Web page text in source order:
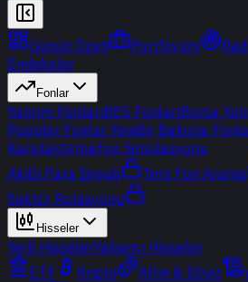
Günün Özeti Portföyüm
Endeksler
Fonlar
Yatırım FonlarıBES FonlarıBorsa
Popüler Fonlar YeniBir Bakışta
KarşılaştırmaFon Simülasyonu
Akıllı Para Sinyali
Ters Fon Arama
Sektör Rotasyonu
Hisseler
Yerli HisselerYabancı Hisseler
ETF
Kripto Altın & Döviz